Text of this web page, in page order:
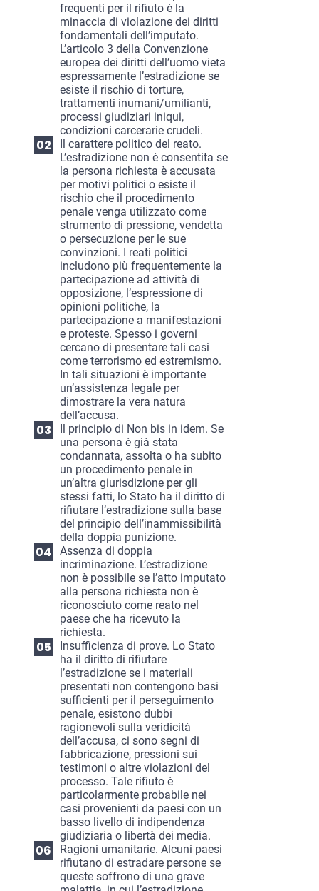
frequenti per il rifiuto è la
minaccia di violazione dei diritti
fondamentali dell’imputato.
L’articolo 3 della Convenzione
europea dei diritti dell’uomo vieta
espressamente l’estradizione se
esiste il rischio di torture,
trattamenti inumani/umilianti,
processi giudiziari iniqui,
condizioni carcerarie crudeli.
Il carattere politico del reato.
L’estradizione non è consentita se
la persona richiesta è accusata
per motivi politici o esiste il
rischio che il procedimento
penale venga utilizzato come
strumento di pressione, vendetta
o persecuzione per le sue
convinzioni. I reati politici
includono più frequentemente la
partecipazione ad attività di
opposizione, l’espressione di
opinioni politiche, la
partecipazione a manifestazioni
e proteste. Spesso i governi
cercano di presentare tali casi
come terrorismo ed estremismo.
In tali situazioni è importante
un’assistenza legale per
dimostrare la vera natura
dell’accusa.
Il principio di Non bis in idem. Se
una persona è già stata
condannata, assolta o ha subito
un procedimento penale in
un’altra giurisdizione per gli
stessi fatti, lo Stato ha il diritto di
rifiutare l’estradizione sulla base
del principio dell’inammissibilità
della doppia punizione.
Assenza di doppia
incriminazione. L’estradizione
non è possibile se l’atto imputato
alla persona richiesta non è
riconosciuto come reato nel
paese che ha ricevuto la
richiesta.
Insufficienza di prove. Lo Stato
ha il diritto di rifiutare
l’estradizione se i materiali
presentati non contengono basi
sufficienti per il perseguimento
penale, esistono dubbi
ragionevoli sulla veridicità
dell’accusa, ci sono segni di
fabbricazione, pressioni sui
testimoni o altre violazioni del
processo. Tale rifiuto è
particolarmente probabile nei
casi provenienti da paesi con un
basso livello di indipendenza
giudiziaria o libertà dei media.
Ragioni umanitarie. Alcuni paesi
rifiutano di estradare persone se
queste soffrono di una grave